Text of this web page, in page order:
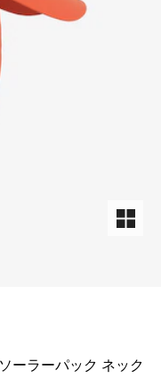
ーラーパック ネック